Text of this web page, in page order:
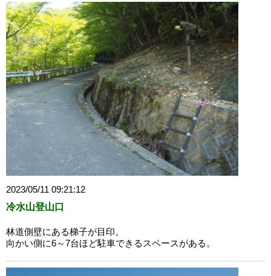
2023/05/11 09:21:12
冷水山登山口
林道側壁にある梯子が目印。
向かい側に6～7台ほど駐車できるスペースがある。